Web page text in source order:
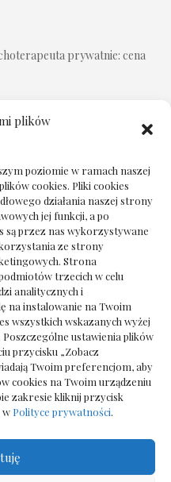
plików
poziomie w ramach naszej
cookies. Pliki cookies
działania naszej strony
jej funkcji, a po
są przez nas wykorzystywane
ze strony
Strona
trzecich w celu
analitycznych i
na instalowanie na Twoim
wszystkich wskazanych wyżej
ustawienia plików
przycisku „Zobacz
Twoim preferencjom, aby
cookies na Twoim urządzeniu
zakresie kliknij przycisk
w Polityce prywatności.
prywatnie: cena
przy zmianie biura
do salonu: jak wybrać bez